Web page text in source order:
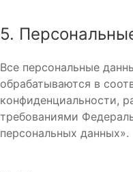
5.
Все персональные
обрабатываются в
конфиденциальности,
требованиями
персональных данных».